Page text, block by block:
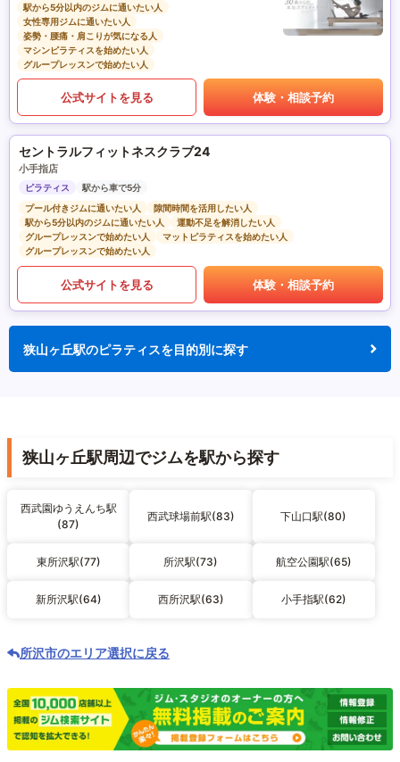
駅から5分以内のジムに通いたい人
女性専用ジムに通いたい人
姿勢・腰痛・肩こりが気になる人
マシンピラティスを始めたい人
グループレッスンで始めたい人
公式サイトを見る 体験・相談予約
セントラルフィットネスクラブ24
小手指店
ピラティス
駅から車で5分
プール付きジムに通いたい人
隙間時間を活用したい人
駅から5分以内のジムに通いたい人
運動不足を解消したい人
グループレッスンで始めたい人
マットピラティスを始めたい人
グループレッスンで始めたい人
公式サイトを見る 体験・相談予約
狭山ヶ丘駅のピラティスを目的別に探す
狭山ヶ丘駅周辺でジムを駅から探す
西武園ゆうえんち駅
(87)
西武球場前駅(83) 下山口駅(80)
東所沢駅(77) 所沢駅(73) 航空公園駅(65)
新所沢駅(64) 西所沢駅(63) 小手指駅(62)
所沢市のエリア選択に戻る